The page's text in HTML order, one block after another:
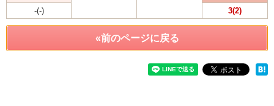
-(-)
3(2)
«前のページに戻る